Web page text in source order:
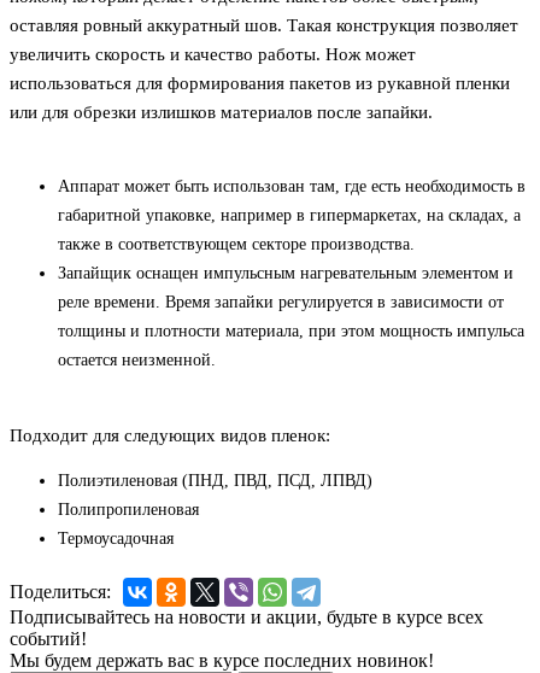
оставляя ровный аккуратный шов. Такая конструкция позволяет
увеличить скорость и качество работы. Нож может
использоваться для формирования пакетов из рукавной пленки
или для обрезки излишков материалов после запайки.
Аппарат может быть использован там, где есть необходимость в
габаритной упаковке, например в гипермаркетах, на складах, а
также в соответствующем секторе производства.
Запайщик оснащен импульсным нагревательным элементом и
реле времени. Время запайки регулируется в зависимости от
толщины и плотности материала, при этом мощность импульса
остается неизменной.
Подходит для следующих видов пленок:
Полиэтиленовая (ПНД, ПВД, ПСД, ЛПВД)
Полипропиленовая
Термоусадочная
Поделиться:
Подписывайтесь на новости и акции, будьте в курсе всех
событий!
Мы будем держать вас в курсе последних новинок!